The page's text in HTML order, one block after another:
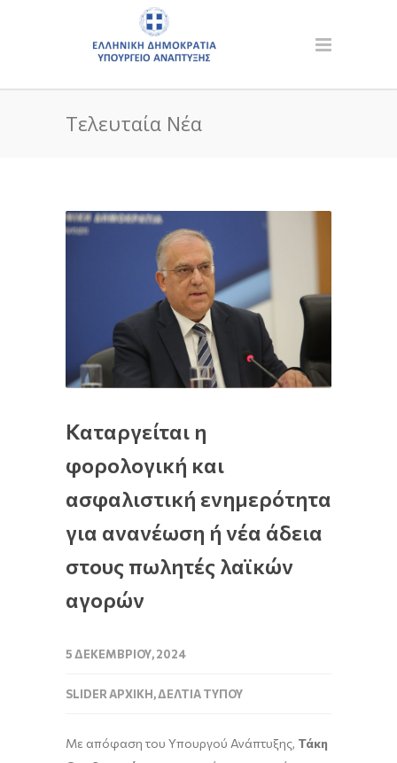
Τελευταία Νέα
Καταργείται η
φορολογική και
ασφαλιστική ενημερότητα
για ανανέωση ή νέα άδεια
στους πωλητές λαϊκών
αγορών
5 ΔΕΚΕΜΒΡΊΟΥ, 2024
SLIDER ΑΡΧΙΚΉ,ΔΕΛΤΊΑ ΤΎΠΟΥ
Με απόφαση του Υπουργού Ανάπτυξης, Τάκη